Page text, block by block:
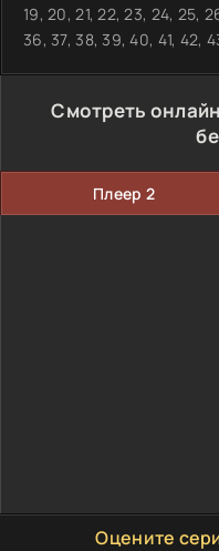
19, 20, 21, 22, 23, 24, 25,
36, 37, 38, 39, 40, 41, 42,
Смотреть
Плеер 2
Оцените
1 2 3 4 5